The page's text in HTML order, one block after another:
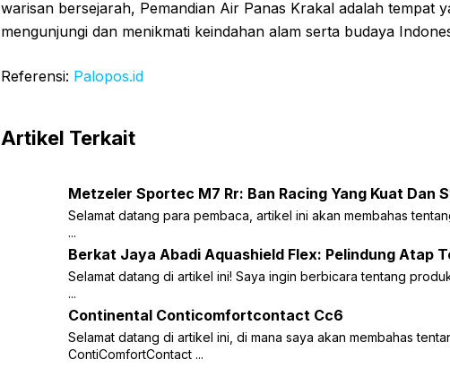
warisan bersejarah, Pemandian Air Panas Krakal adalah tempat
mengunjungi dan menikmati keindahan alam serta budaya
Referensi: Palopos.id
Artikel Terkait
Metzeler Sportec M7 Rr: Ban Racing Yang Kuat Dan
Selamat datang para pembaca, artikel ini akan membahas
...
Berkat Jaya Abadi Aquashield Flex: Pelindung Atap
Selamat datang di artikel ini! Saya ingin berbicara tentang
...
Continental Conticomfortcontact Cc6
Selamat datang di artikel ini, di mana saya akan membahas
ContiComfortContact ...